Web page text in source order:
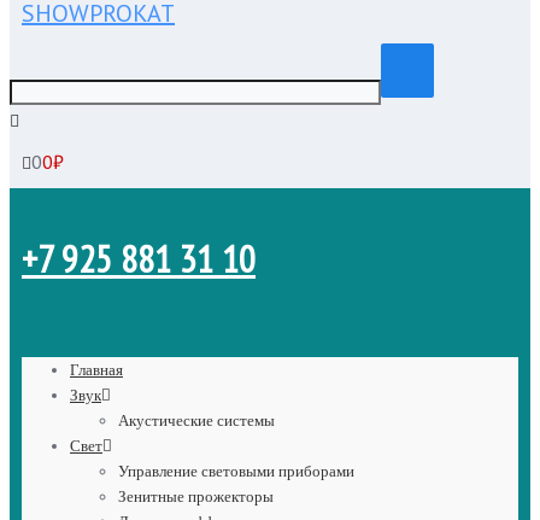
00₽
+7 925 881 31 10
Главная
Звук
Акустические системы
Свет
Управление световыми приборами
Зенитные прожекторы